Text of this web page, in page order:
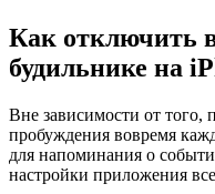
Как отключить
будильнике на
Вне зависимости от того,
пробуждения вовремя
для напоминания о
настройки приложения